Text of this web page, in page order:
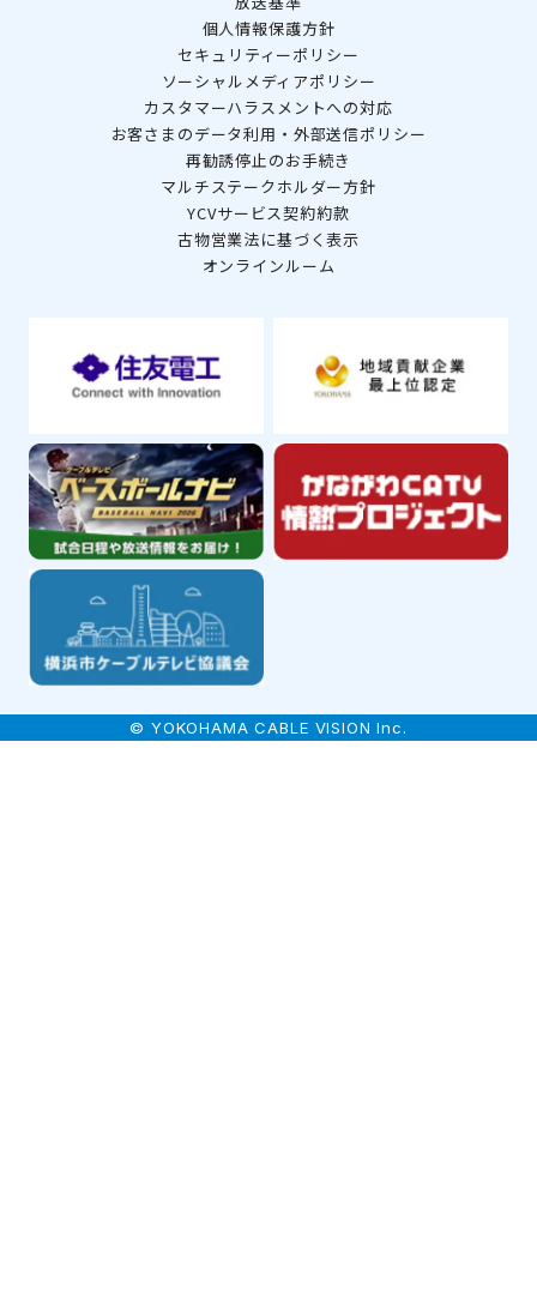
個人情報保護方針
セキュリティーポリシー
ソーシャルメディアポリシー
カスタマーハラスメントへの対応
お客さまのデータ利用・外部送信ポリシー
再勧誘停止のお手続き
マルチステークホルダー方針
YCVサービス契約約款
古物営業法に基づく表示
オンラインルーム
© YOKOHAMA CABLE VISION Inc.